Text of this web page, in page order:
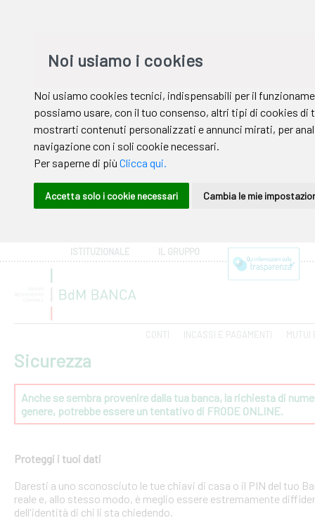
ISTITUZIONALE IL GRUPPO
CONTI INCASSI E PAGAMENTI MUTUI
Sicurezza
Anche se sembra provenire dalla tua banca, la richiesta di
genere, potrebbe essere un tentativo di FRODE ONLINE.
Proteggi i tuoi dati
Daresti a uno sconosciuto le tue chiavi di casa o il PIN del tuo
reale e, allo stesso modo, è meglio essere estremamente
dell'identità di chi li sta chiedendo.